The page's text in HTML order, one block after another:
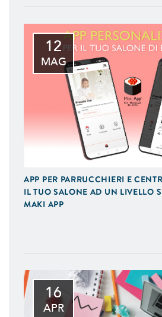
12
MAG
APP PER PARRUCCHIERI E
IL TUO SALONE AD UN LIVELLO
MAKI APP
16
APR